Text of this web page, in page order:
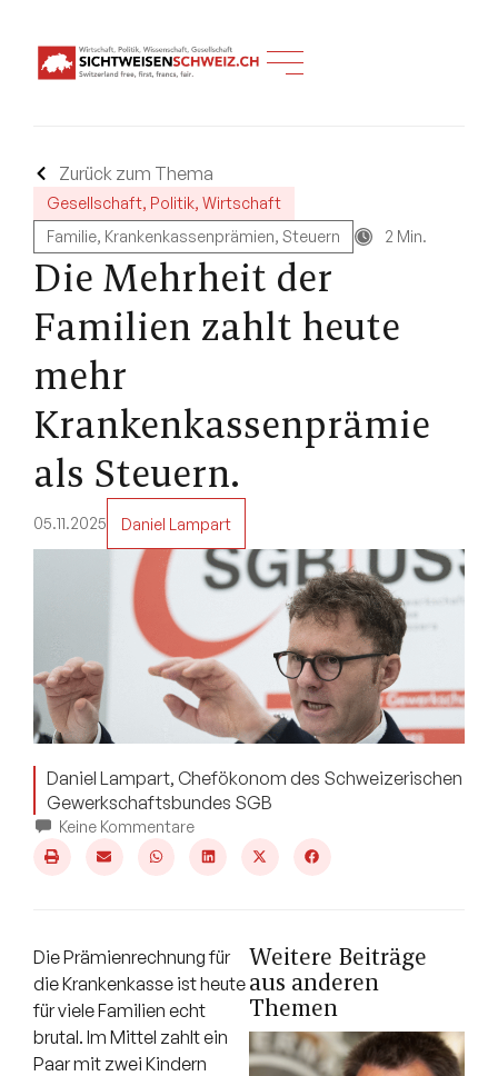
Zurück zum Thema
Gesellschaft, Politik, Wirtschaft
Familie, Krankenkassenprämien, Steuern 2 Min.
Die Mehrheit der
Familien zahlt heute
mehr
Krankenkassenprämie
als Steuern.
05.11.2025 Daniel Lampart
Daniel Lampart, Chefökonom des Schweizerischen
Gewerkschaftsbundes SGB
Keine Kommentare
Die Prämienrechnung für
die Krankenkasse ist heute
für viele Familien echt
brutal. Im Mittel zahlt ein
Paar mit zwei Kindern
Weitere Beiträge
aus anderen
Themen